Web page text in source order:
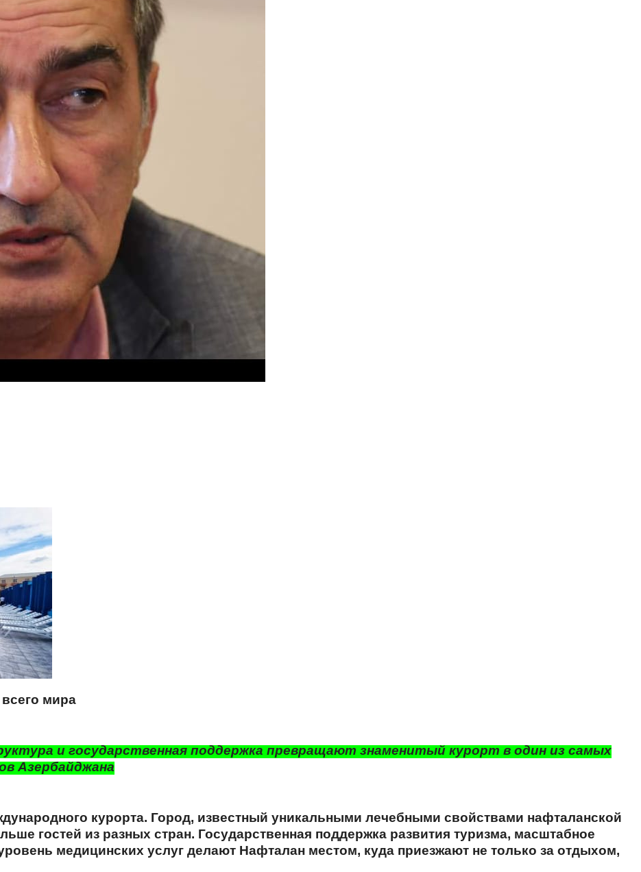
мира
и государственная поддержка превращают знаменитый курорт в один из самых
Азербайджана
курорта. Город, известный уникальными лечебными свойствами нафталанской
гостей из разных стран. Государственная поддержка развития туризма, масштабное
медицинских услуг делают Нафталан местом, куда приезжают не только за отдыхом,